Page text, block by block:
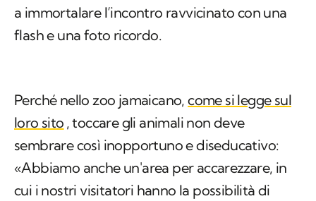
a immortalare l’incontro ravvicinato con una
flash e una foto ricordo.
Perché nello zoo jamaicano,come si legge sul
loro sito , toccare gli animali non deve
sembrare così inopportuno e diseducativo:
«Abbiamo anche un'area per accarezzare, in
cui i nostri visitatori hanno la possibilità di